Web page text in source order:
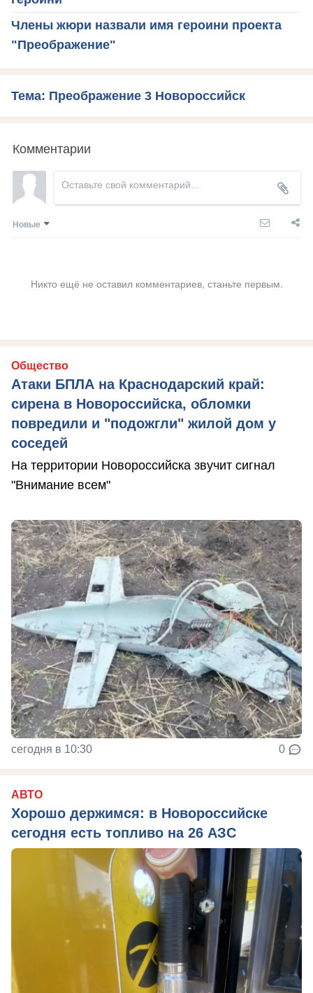
Члены жюри назвали имя героини проекта
"Преображение"
Тема: Преображение 3 Новороссийск
Комментарии
Новые
Никто ещё не оставил комментариев, станьте первым.
Общество
Атаки БПЛА на Краснодарский край:
сирена в Новороссийска, обломки
повредили и "подожгли" жилой дом у
соседей
На территории Новороссийска звучит сигнал
"Внимание всем"
сегодня в 10:30 0
АВТО
Хорошо держимся: в Новороссийске
сегодня есть топливо на 26 АЗС